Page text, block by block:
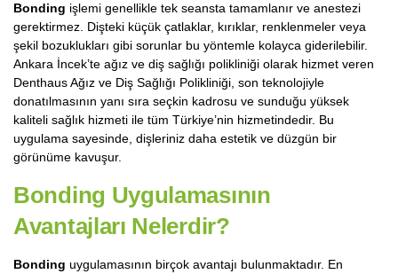
Bonding işlemi genellikle tek seansta tamamlanır ve anestezi
gerektirmez. Dişteki küçük çatlaklar, kırıklar, renklenmeler veya
şekil bozuklukları gibi sorunlar bu yöntemle kolayca giderilebilir.
Ankara İncek’te ağız ve diş sağlığı polikliniği olarak hizmet veren
Denthaus Ağız ve Diş Sağlığı Polikliniği, son teknolojiyle
donatılmasının yanı sıra seçkin kadrosu ve sunduğu yüksek
kaliteli sağlık hizmeti ile tüm Türkiye’nin hizmetindedir. Bu
uygulama sayesinde, dişleriniz daha estetik ve düzgün bir
görünüme kavuşur.
Bonding Uygulamasının
Avantajları Nelerdir?
Bonding uygulamasının birçok avantajı bulunmaktadır. En